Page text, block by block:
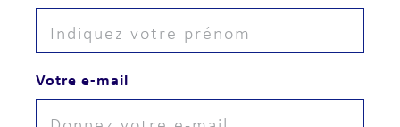
Votre e-mail